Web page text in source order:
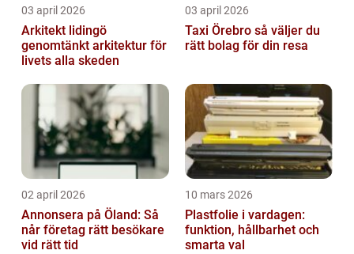
03 april 2026
Arkitekt lidingö
genomtänkt arkitektur för
livets alla skeden
03 april 2026
Taxi Örebro så väljer du
rätt bolag för din resa
02 april 2026
Annonsera på Öland: Så
når företag rätt besökare
vid rätt tid
10 mars 2026
Plastfolie i vardagen:
funktion, hållbarhet och
smarta val